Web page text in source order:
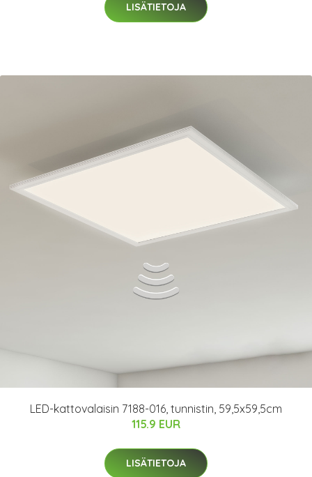
LISÄTIETOJA
LED-kattovalaisin 7188-016, tunnistin, 59,5x59,5cm
115.9 EUR
LISÄTIETOJA